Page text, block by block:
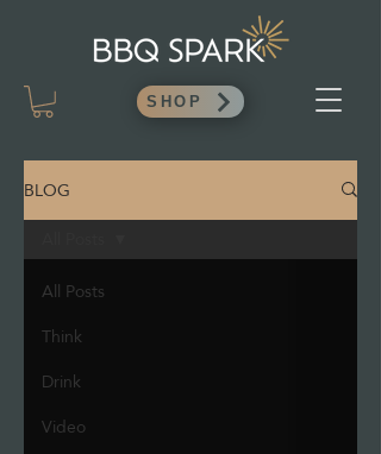
SHOP
BLOG
All Posts
Think
Drink
Video